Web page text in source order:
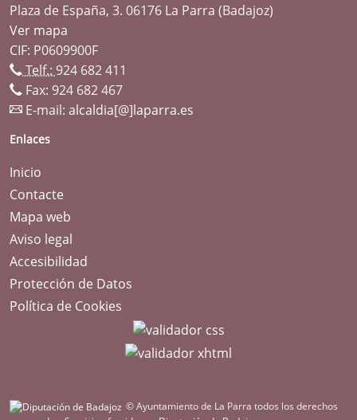
Plaza de España, 3. 06176 La Parra (Badajoz)
Ver mapa
CIF: P0609900F
Telf.: 924 682 411
Fax: 924 682 467
E-mail: alcaldia[@]laparra.es
Enlaces
Inicio
Contacte
Mapa web
Aviso legal
Accesibilidad
Protección de Datos
Política de Cookies
© Ayuntamiento de La Parra todos los derechos